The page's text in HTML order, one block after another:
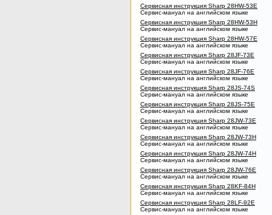
Сервисная инструкция Sharp 28HW-53E
Сервис-мануал на английском языке
Сервисная инструкция Sharp 28HW-53H
Сервис-мануал на английском языке
Сервисная инструкция Sharp 28HW-57E
Сервис-мануал на английском языке
Сервисная инструкция Sharp 28JF-73E
Сервис-мануал на английском языке
Сервисная инструкция Sharp 28JF-76E
Сервис-мануал на английском языке
Сервисная инструкция Sharp 28JS-74S
Сервис-мануал на английском языке
Сервисная инструкция Sharp 28JS-75E
Сервис-мануал на английском языке
Сервисная инструкция Sharp 28JW-73E
Сервис-мануал на английском языке
Сервисная инструкция Sharp 28JW-73H
Сервис-мануал на английском языке
Сервисная инструкция Sharp 28JW-74H
Сервис-мануал на английском языке
Сервисная инструкция Sharp 28JW-76E
Сервис-мануал на английском языке
Сервисная инструкция Sharp 28KF-84H
Сервис-мануал на английском языке
Сервисная инструкция Sharp 28LF-92E
Сервис-мануал на английском языке